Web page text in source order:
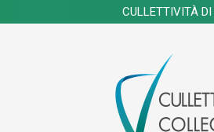
CULLETTIVITÀ